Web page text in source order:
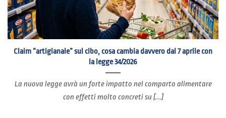
Claim “artigianale” sul cibo, cosa cambia davvero dal 7 aprile con
la legge 34/2026
La nuova legge avrà un forte impatto nel comparto alimentare
con effetti molto concreti su [...]